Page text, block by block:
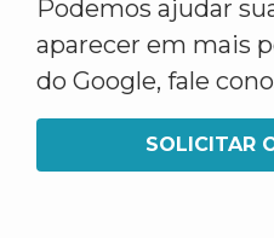
Podemos ajudar
aparecer em mais
do Google, fale
SOLICITAR